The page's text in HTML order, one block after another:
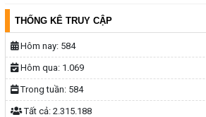
THỐNG KÊ TRUY CẬP
Hôm nay: 584
Hôm qua: 1.069
Trong tuần: 584
Tất cả: 2.315.188